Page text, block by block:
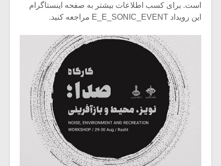
است. برای کسب اطلاعات بیشتر به صفحه‌ اینستاگرام
این رویداد E_E_SONIC_EVENT مراجعه کنید.